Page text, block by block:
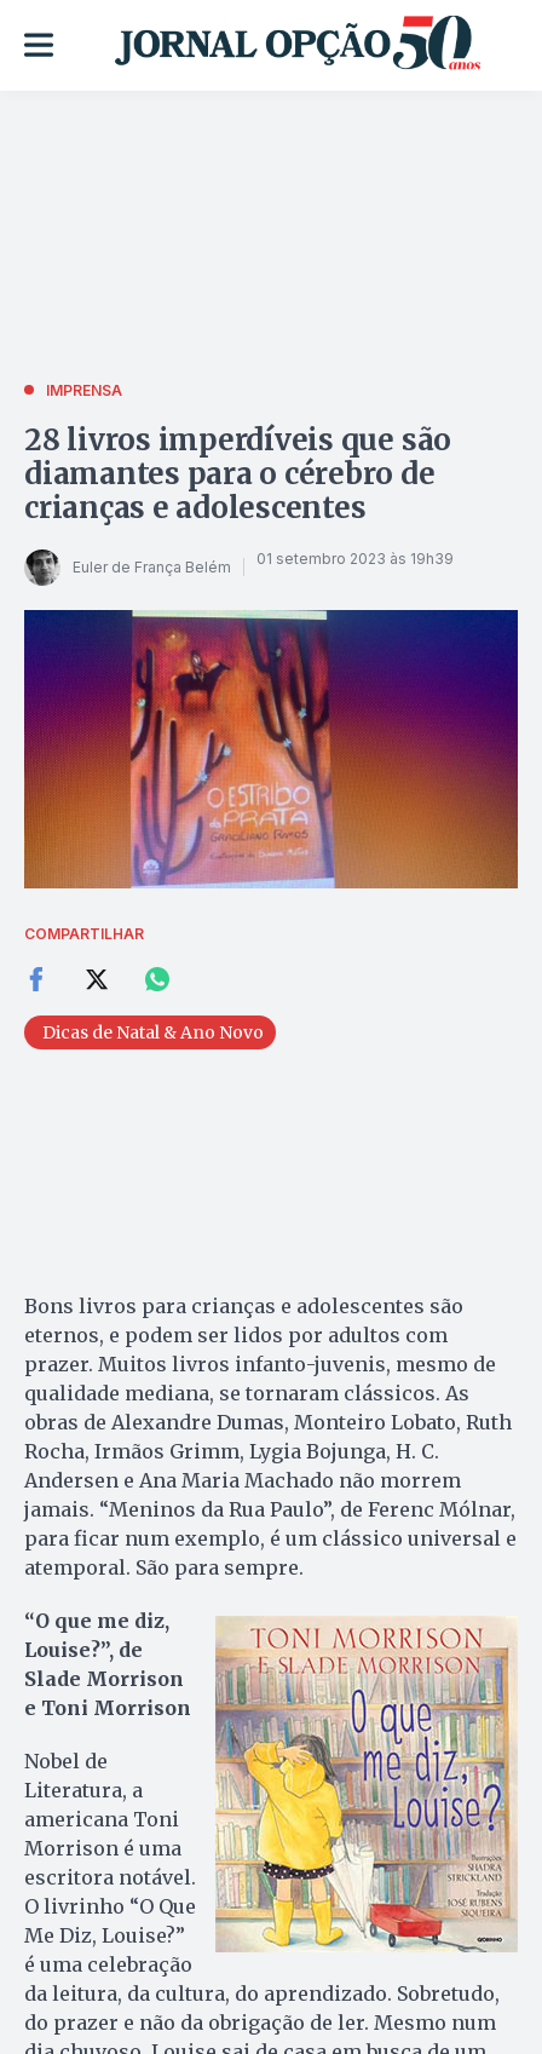
IMPRENSA
28 livros imperdíveis que são
diamantes para o cérebro de
crianças e adolescentes
Euler de França Belém 01 setembro 2023 às 19h39
COMPARTILHAR
Dicas de Natal & Ano Novo
Bons livros para crianças e adolescentes são
eternos, e podem ser lidos por adultos com
prazer. Muitos livros infanto-juvenis, mesmo de
qualidade mediana, se tornaram clássicos. As
obras de Alexandre Dumas, Monteiro Lobato, Ruth
Rocha, Irmãos Grimm, Lygia Bojunga, H. C.
Andersen e Ana Maria Machado não morrem
jamais. “Meninos da Rua Paulo”, de Ferenc Mólnar,
para ficar num exemplo, é um clássico universal e
atemporal. São para sempre.
“O que me diz,
Louise?”, de
Slade Morrison
e Toni Morrison
Nobel de
Literatura, a
americana Toni
Morrison é uma
escritora notável.
O livrinho “O Que
Me Diz, Louise?”
é uma celebração
da leitura, da cultura, do aprendizado. Sobretudo,
do prazer e não da obrigação de ler. Mesmo num